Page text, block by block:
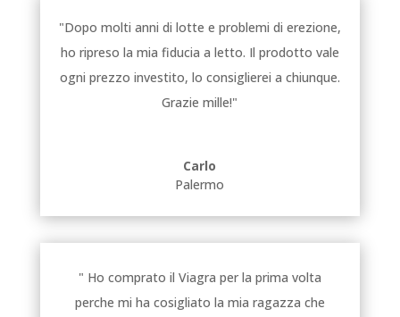
"Dopo molti anni di lotte e problemi di erezione,
ho ripreso la mia fiducia a letto. Il prodotto vale
ogni prezzo investito, lo consiglierei a chiunque.
Grazie mille!"
Carlo
Palermo
" Ho comprato il Viagra per la prima volta
perche mi ha cosigliato la mia ragazza che